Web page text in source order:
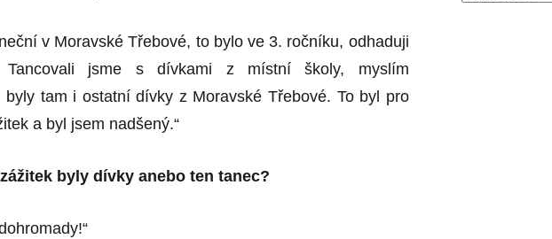
v Moravské Třebové, to bylo ve 3. ročníku, odhaduji
jsme s dívkami z místní školy, myslím
byly tam i ostatní dívky z Moravské Třebové. To byl pro
a byl jsem nadšený.“
byly dívky anebo ten tanec?